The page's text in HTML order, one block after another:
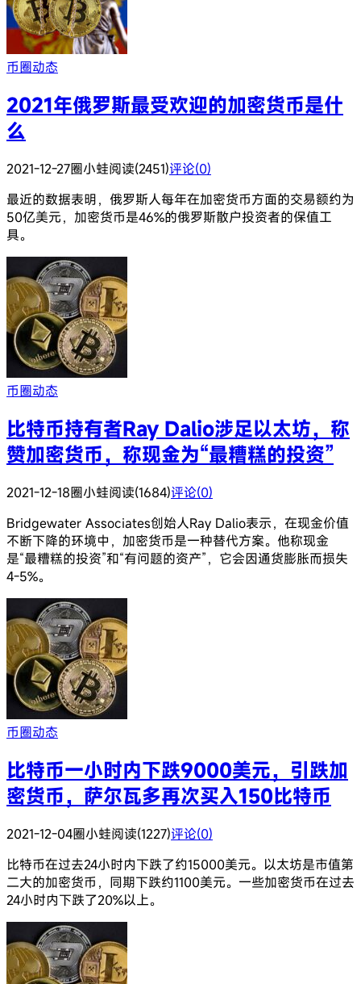
币圈动态
2021年俄罗斯最受欢迎的加密货币是什
么
2021-12-27圈小蛙阅读(2451)评论(0)
最近的数据表明，俄罗斯人每年在加密货币方面的交易额约为
50亿美元，加密货币是46%的俄罗斯散户投资者的保值工
具。
币圈动态
比特币持有者Ray Dalio涉足以太坊，称
赞加密货币，称现金为“最糟糕的投资”
2021-12-18圈小蛙阅读(1684)评论(0)
Bridgewater Associates创始人Ray Dalio表示，在现金价值
不断下降的环境中，加密货币是一种替代方案。他称现金
是“最糟糕的投资”和“有问题的资产”，它会因通货膨胀而损失
4-5%。
币圈动态
比特币一小时内下跌9000美元，引跌加
密货币，萨尔瓦多再次买入150比特币
2021-12-04圈小蛙阅读(1227)评论(0)
比特币在过去24小时内下跌了约15000美元。以太坊是市值第
二大的加密货币，同期下跌约1100美元。一些加密货币在过去
24小时内下跌了20%以上。